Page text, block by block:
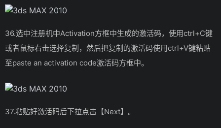
36.选中注册机中Activation方框中生成的激活码，使用ctrl+C键
或者鼠标右击选择复制，然后把复制的激活码使用ctrl+V键粘贴
至paste an activation code激活码方框中。
37.粘贴好激活码后下拉点击【Next】。